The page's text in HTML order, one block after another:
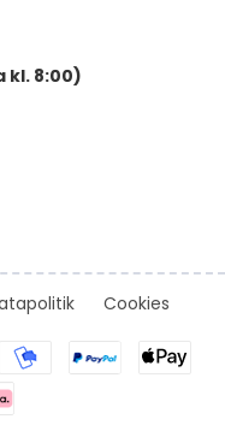
kl. 8:00)
Cookies